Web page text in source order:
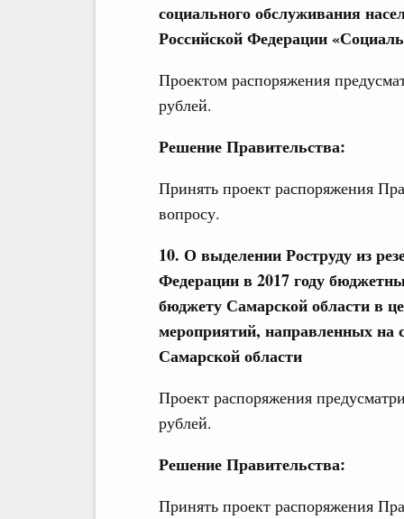
социального обслуживания
Российской Федерации
Проектом распоряжения
рублей.
Решение Правительства:
Принять проект распоряжения
вопросу.
10. О выделении Роструду из
Федерации в 2017 году
бюджету Самарской области в
мероприятий, направленных на
Самарской области
Проект распоряжения
рублей.
Решение Правительства:
Принять проект распоряжения